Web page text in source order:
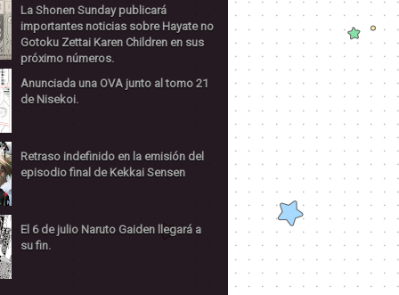
La Shonen Sunday publicará
importantes noticias sobre Hayate no
Gotoku Zettai Karen Children en sus
próximo números.
Anunciada una OVA junto al tomo 21
de Nisekoi.
Retraso indefinido en la emisión del
episodio final de Kekkai Sensen
El 6 de julio Naruto Gaiden llegará a
su fin.